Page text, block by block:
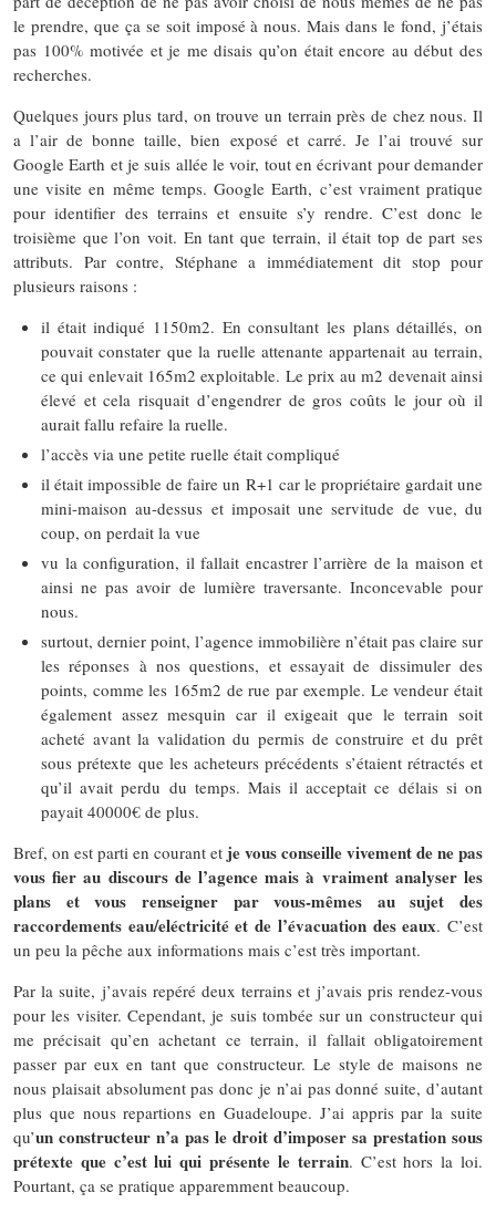
le prendre, que ça se soit imposé à nous. Mais dans le fond, j’étais
pas 100% motivée et je me disais qu’on était encore au début des
recherches.
Quelques jours plus tard, on trouve un terrain près de chez nous. Il
a l’air de bonne taille, bien exposé et carré. Je l’ai trouvé sur
Google Earth et je suis allée le voir, tout en écrivant pour demander
une visite en même temps. Google Earth, c’est vraiment pratique
pour identifier des terrains et ensuite s’y rendre. C’est donc le
troisième que l’on voit. En tant que terrain, il était top de part ses
attributs. Par contre, Stéphane a immédiatement dit stop pour
plusieurs raisons :
il était indiqué 1150m2. En consultant les plans détaillés, on
pouvait constater que la ruelle attenante appartenait au terrain,
ce qui enlevait 165m2 exploitable. Le prix au m2 devenait ainsi
élevé et cela risquait d’engendrer de gros coûts le jour où il
aurait fallu refaire la ruelle.
l’accès via une petite ruelle était compliqué
il était impossible de faire un R+1 car le propriétaire gardait une
mini-maison au-dessus et imposait une servitude de vue, du
coup, on perdait la vue
vu la configuration, il fallait encastrer l’arrière de la maison et
ainsi ne pas avoir de lumière traversante. Inconcevable pour
nous.
surtout, dernier point, l’agence immobilière n’était pas claire sur
les réponses à nos questions, et essayait de dissimuler des
points, comme les 165m2 de rue par exemple. Le vendeur était
également assez mesquin car il exigeait que le terrain soit
acheté avant la validation du permis de construire et du prêt
sous prétexte que les acheteurs précédents s’étaient rétractés et
qu’il avait perdu du temps. Mais il acceptait ce délais si on
payait 40000€ de plus.
Bref, on est parti en courant et je vous conseille vivement de ne pas
vous fier au discours de l’agence mais à vraiment analyser les
plans et vous renseigner par vous-mêmes au sujet des
raccordements eau/eléctricité et de l’évacuation des eaux. C’est
un peu la pêche aux informations mais c’est très important.
Par la suite, j’avais repéré deux terrains et j’avais pris rendez-vous
pour les visiter. Cependant, je suis tombée sur un constructeur qui
me précisait qu’en achetant ce terrain, il fallait obligatoirement
passer par eux en tant que constructeur. Le style de maisons ne
nous plaisait absolument pas donc je n’ai pas donné suite, d’autant
plus que nous repartions en Guadeloupe. J’ai appris par la suite
qu’un constructeur n’a pas le droit d’imposer sa prestation sous
prétexte que c’est lui qui présente le terrain. C’est hors la loi.
Pourtant, ça se pratique apparemment beaucoup.